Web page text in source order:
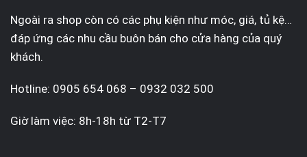
Ngoài ra shop còn có các phụ kiện như móc, giá, tủ kệ…
đáp ứng các nhu cầu buôn bán cho cửa hàng của quý
khách.
Hotline: 0905 654 068 – 0932 032 500
Giờ làm việc: 8h-18h từ T2-T7